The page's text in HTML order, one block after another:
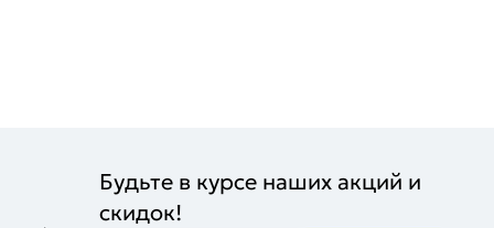
Будьте в курсе наших акций и
скидок!